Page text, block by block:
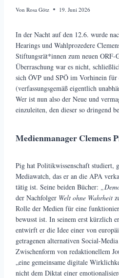
Von Rosa Götz 19. Juni 2026
In der Nacht auf den 12.6. wurde
Hearings und Wahlprozedere
Stiftungsrät*innen zum neuen
Überraschung war es nicht,
sich ÖVP und SPÖ im Vorhinein für
(verfassungsgemäß eigentlich
Wer ist nun also der Neue und
einzuleiten, den dieser so dringend
Medienmanager Clemens
Pig hat Politikwissenschaft studiert,
Mediawatch, das er an die APA
tätig ist. Seine beiden Bücher:
der Nachfolger Welt ohne Wahrheit
Rolle der Medien für eine
bewusst ist. In seinem erst kürzlich
entwirft er die Idee einer von
getragenen alternativen Social-
Zwischenform von redaktionellem
„eine gemeinsame digitale
nicht dem Diktat einer